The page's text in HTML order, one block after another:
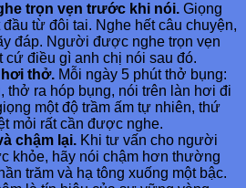
trọn vẹn trước khi nói. Giọng
từ đôi tai. Nghe hết câu chuyện,
đáp. Người được nghe trọn vẹn
điều gì anh chị nói sau đó.
thở. Mỗi ngày 5 phút thở bụng:
thở ra hóp bụng, nói trên làn hơi đi
một độ trầm ấm tự nhiên, thứ
mỏi rất cần được nghe.
chậm lại. Khi tư vấn cho người
khỏe, hãy nói chậm hơn thường
trăm và hạ tông xuống một bậc.